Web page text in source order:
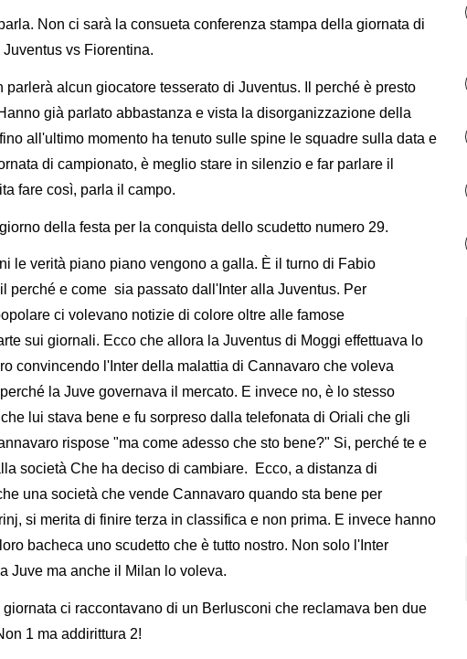
Non ci sarà la consueta conferenza stampa della giornata di
vs Fiorentina.
alcun giocatore tesserato di Juventus. Il perché è presto
già parlato abbastanza e vista la disorganizzazione della
all'ultimo momento ha tenuto sulle spine le squadre sulla data e
di campionato, è meglio stare in silenzio e far parlare il
fare così, parla il campo.
della festa per la conquista dello scudetto numero 29.
le verità piano piano vengono a galla. È il turno di Fabio
perché e come sia passato dall'Inter alla Juventus. Per
ci volevano notizie di colore oltre alle famose
sui giornali. Ecco che allora la Juventus di Moggi effettuava lo
convincendo l'Inter della malattia di Cannavaro che voleva
la Juve governava il mercato. E invece no, è lo stesso
lui stava bene e fu sorpreso dalla telefonata di Oriali che gli
rispose "ma come adesso che sto bene?" Si, perché te e
società Che ha deciso di cambiare. Ecco, a distanza di
una società che vende Cannavaro quando sta bene per
si merita di finire terza in classifica e non prima. E invece hanno
bacheca uno scudetto che è tutto nostro. Non solo l'Inter
Juve ma anche il Milan lo voleva.
giornata ci raccontavano di un Berlusconi che reclamava ben due
1 ma addirittura 2!